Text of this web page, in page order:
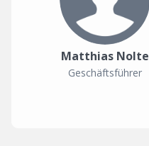
Matthias Nolte
Geschäftsführer